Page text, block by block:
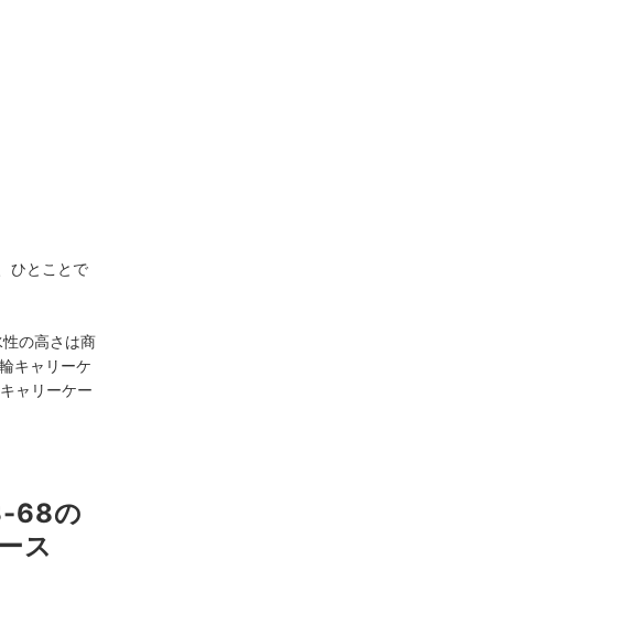
ひとことで
の高さは商
キャリーケ
ャリーケー
68の
ス